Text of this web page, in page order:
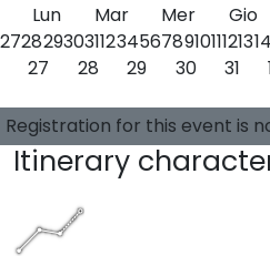
Lun Mar Mer Gio
27282930311234567891011121314
27
28 29 30 31
Registration for this event is
Itinerary